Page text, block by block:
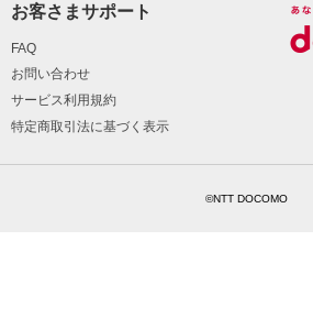
お客さまサポート
FAQ
お問い合わせ
サービス利用規約
特定商取引法に基づく表示
©NTT DOCOMO